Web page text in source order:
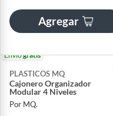
Agregar
Envíogratis
PLASTICOS MQ
Cajonero Organizador
Modular 4 Niveles
Por MQ.